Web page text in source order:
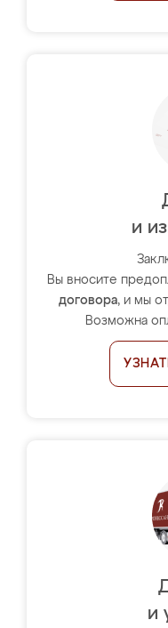
и
Вы вносите
договора, и мы
Возможна
и